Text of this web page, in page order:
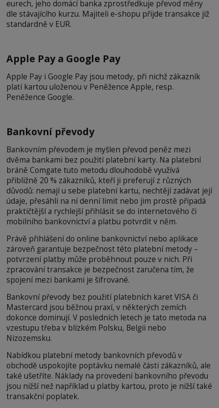
eurech, jeho domácí banka zprostředkuje převod měny
dle stávajícího kurzu. Majiteli e-shopu přijde transakce již
standardně v EUR.
Apple Pay a Google Pay
Apple Pay i Google Pay jsou metody, při nichž zákazník
platí kartou uloženou v Peněžence Apple, resp.
Peněžence Google.
Bankovní převody
Bankovním převodem je myšlen převod peněz mezi
dvěma bankami bez použití platební karty. Na platební
bráně Comgate tuto metodu dlouhodobě využívá
přibližně 20 % zákazníků, kteří ji preferují z různých
důvodů: nemají u sebe platební kartu, nechtějí zadávat její
údaje, přesáhli na ní denní limit nebo jim prostě připadá
praktičtější a rychlejší přihlásit se do internetového či
mobilního bankovnictví a platbu potvrdit v něm.
Právě přihlášení do online bankovnictví nebo aplikace
zároveň garantuje bezpečnost této platební metody –
potvrzení platby může proběhnout pouze v nich. Při
zpracování transakce je bezpečnost zaručena tím, že
spojení mezi bankami je šifrované.
Bankovní převody bez použití platebních karet VISA či
Mastercard jsou běžnou praxí, v některých zemích
dokonce dominují. V posledních letech je tato metoda na
vzestupu třeba v blízkém Polsku, Belgii nebo
Nizozemsku.
Nabídkou platební metody bankovních převodů v
obchodě uspokojíte poptávku nemalé části zákazníků, ale
také ušetříte. Náklady na provedení bankovního převodu
jsou nižší než například u platby kartou, proto je nižší také
transakční poplatek.